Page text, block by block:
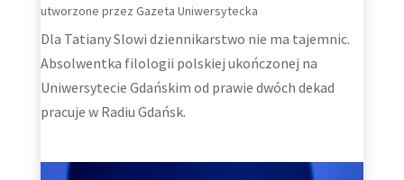
utworzone przez Gazeta Uniwersytecka
Dla Tatiany Slowi dziennikarstwo nie ma tajemnic.
Absolwentka filologii polskiej ukończonej na
Uniwersytecie Gdańskim od prawie dwóch dekad
pracuje w Radiu Gdańsk.